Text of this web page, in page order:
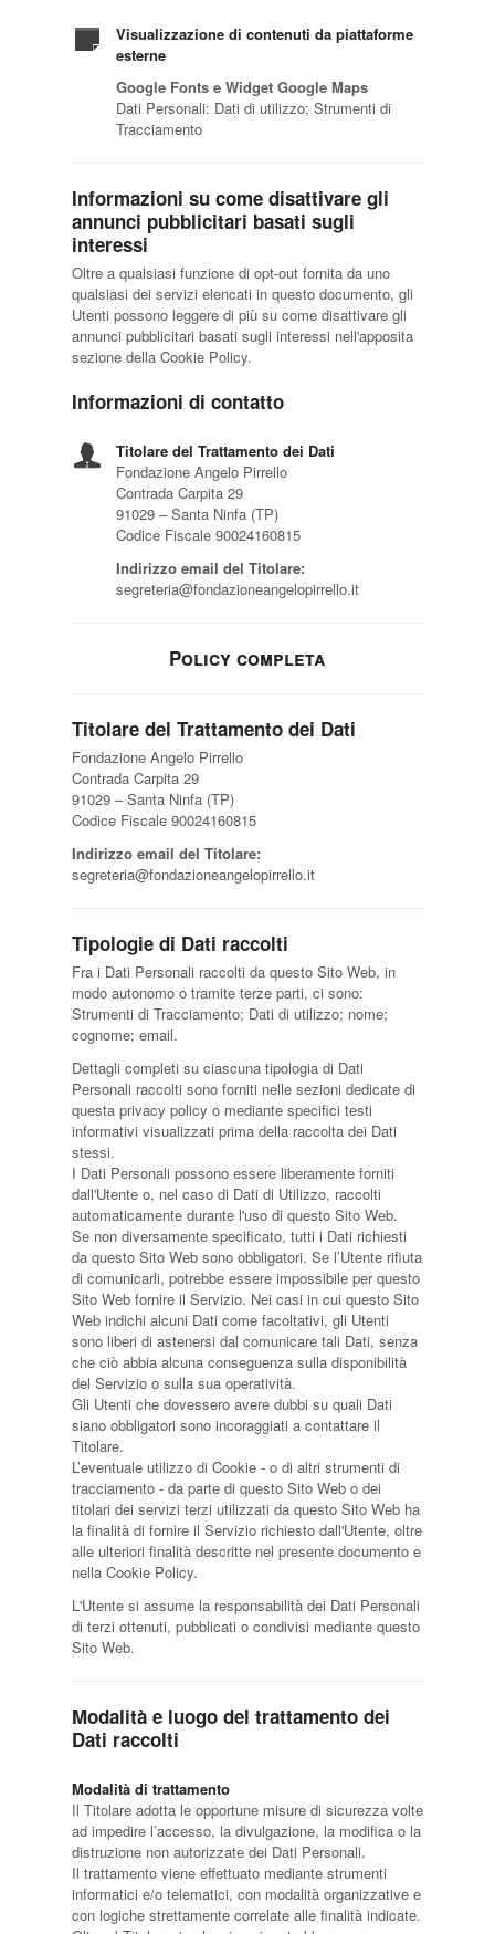
Visualizzazione di contenuti da piattaforme
esterne
Google Fonts e Widget Google Maps
Dati Personali: Dati di utilizzo; Strumenti di
Tracciamento
Informazioni su come disattivare gli
annunci pubblicitari basati sugli
interessi
Oltre a qualsiasi funzione di opt-out fornita da uno
qualsiasi dei servizi elencati in questo documento, gli
Utenti possono leggere di più su come disattivare gli
annunci pubblicitari basati sugli interessi nell'apposita
sezione della Cookie Policy.
Informazioni di contatto
Titolare del Trattamento dei Dati
Fondazione Angelo Pirrello
Contrada Carpita 29
91029 – Santa Ninfa (TP)
Codice Fiscale 90024160815
Indirizzo email del Titolare:
segreteria@fondazioneangelopirrello.it
Policy completa
Titolare del Trattamento dei Dati
Fondazione Angelo Pirrello
Contrada Carpita 29
91029 – Santa Ninfa (TP)
Codice Fiscale 90024160815
Indirizzo email del Titolare:
segreteria@fondazioneangelopirrello.it
Tipologie di Dati raccolti
Fra i Dati Personali raccolti da questo Sito Web, in
modo autonomo o tramite terze parti, ci sono:
Strumenti di Tracciamento; Dati di utilizzo; nome;
cognome; email.
Dettagli completi su ciascuna tipologia di Dati
Personali raccolti sono forniti nelle sezioni dedicate di
questa privacy policy o mediante specifici testi
informativi visualizzati prima della raccolta dei Dati
stessi.
I Dati Personali possono essere liberamente forniti
dall'Utente o, nel caso di Dati di Utilizzo, raccolti
automaticamente durante l'uso di questo Sito Web.
Se non diversamente specificato, tutti i Dati richiesti
da questo Sito Web sono obbligatori. Se l’Utente rifiuta
di comunicarli, potrebbe essere impossibile per questo
Sito Web fornire il Servizio. Nei casi in cui questo Sito
Web indichi alcuni Dati come facoltativi, gli Utenti
sono liberi di astenersi dal comunicare tali Dati, senza
che ciò abbia alcuna conseguenza sulla disponibilità
del Servizio o sulla sua operatività.
Gli Utenti che dovessero avere dubbi su quali Dati
siano obbligatori sono incoraggiati a contattare il
Titolare.
L’eventuale utilizzo di Cookie - o di altri strumenti di
tracciamento - da parte di questo Sito Web o dei
titolari dei servizi terzi utilizzati da questo Sito Web ha
la finalità di fornire il Servizio richiesto dall'Utente, oltre
alle ulteriori finalità descritte nel presente documento e
nella Cookie Policy.
L'Utente si assume la responsabilità dei Dati Personali
di terzi ottenuti, pubblicati o condivisi mediante questo
Sito Web.
Modalità e luogo del trattamento dei
Dati raccolti
Modalità di trattamento
Il Titolare adotta le opportune misure di sicurezza volte
ad impedire l’accesso, la divulgazione, la modifica o la
distruzione non autorizzate dei Dati Personali.
Il trattamento viene effettuato mediante strumenti
informatici e/o telematici, con modalità organizzative e
con logiche strettamente correlate alle finalità indicate.